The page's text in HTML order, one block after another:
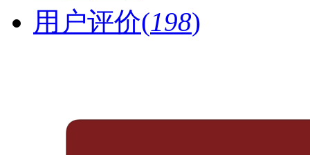
用户评价(198)